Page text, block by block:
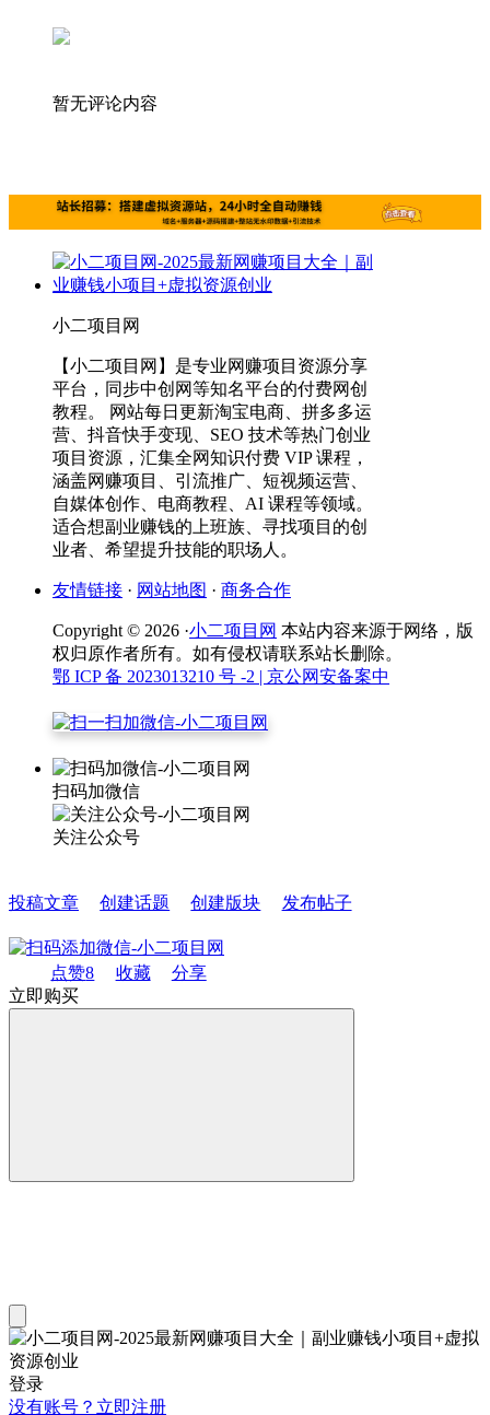
暂无评论内容
小二项目网
【小二项目网】是专业网赚项目资源分享
平台，同步中创网等知名平台的付费网创
教程。 网站每日更新淘宝电商、拼多多运
营、抖音快手变现、SEO 技术等热门创业
项目资源，汇集全网知识付费 VIP 课程，
涵盖网赚项目、引流推广、短视频运营、
自媒体创作、电商教程、AI 课程等领域。
适合想副业赚钱的上班族、寻找项目的创
业者、希望提升技能的职场人。
友情链接 · 网站地图 · 商务合作
Copyright © 2026 ·小二项目网 本站内容来源于网络，版
权归原作者所有。如有侵权请联系站长删除。
鄂 ICP 备 2023013210 号 -2 | 京公网安备案中
扫码加微信
关注公众号
投稿文章 创建话题 创建版块 发布帖子
点赞8 收藏
分享
立即购买
登录
没有账号？立即注册